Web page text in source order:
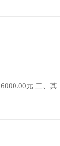
元 二、其